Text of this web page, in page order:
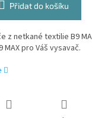
Přidat do košíku
z netkané textilie B9
MAXpro Váš vysavač.